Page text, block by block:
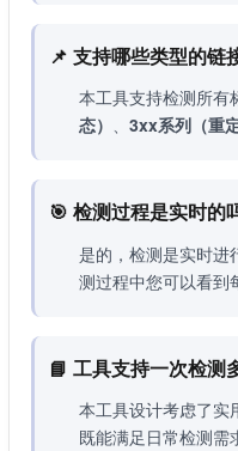
📌 支持哪些类型的链
本工具支持检测所有
态） 、 3xx系列（重
🎯 检测过程是实时的
是的，检测是实时进
测过程中您可以看到
📘 工具支持一次检测
本工具设计考虑了实
既能满足日常检测需